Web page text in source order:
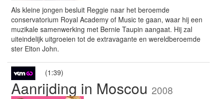
Als kleine jongen besluit Reggie naar het beroemde
conservatorium Royal Academy of Music te gaan, waar hij een
muzikale samenwerking met Bernie Taupin aangaat. Hij zal
uiteindelijk uitgroeien tot de extravagante en wereldberoemde
ster Elton John.
(1:39)
Aanrijding in Moscou 2008